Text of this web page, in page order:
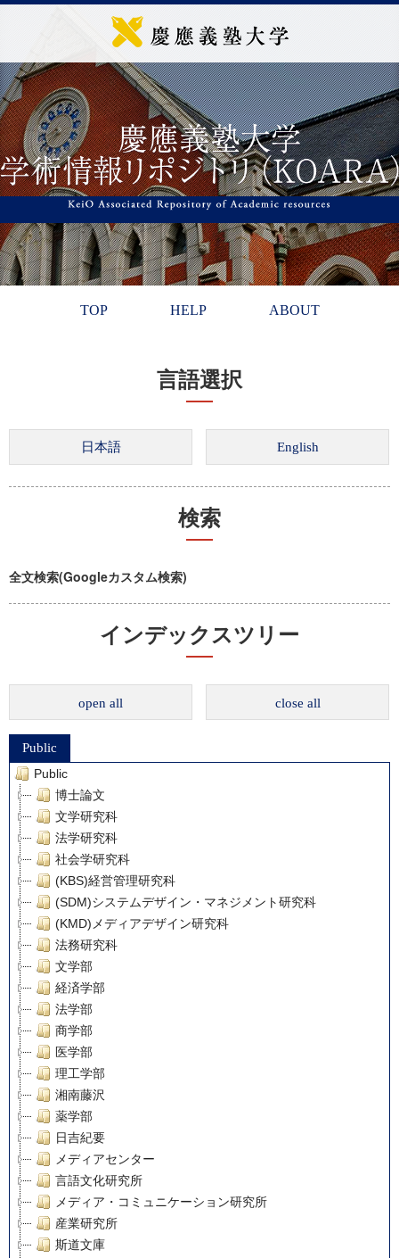
TOP HELP ABOUT
言語選択
検索
全文検索(Googleカスタム検索)
インデックスツリー
open all close all
Public
Public
博士論文
文学研究科
法学研究科
社会学研究科
(KBS)経営管理研究科
(SDM)システムデザイン・マネジメント研究科
(KMD)メディアデザイン研究科
法務研究科
文学部
経済学部
法学部
商学部
医学部
理工学部
湘南藤沢
薬学部
日吉紀要
メディアセンター
言語文化研究所
メディア・コミュニケーション研究所
産業研究所
斯道文庫